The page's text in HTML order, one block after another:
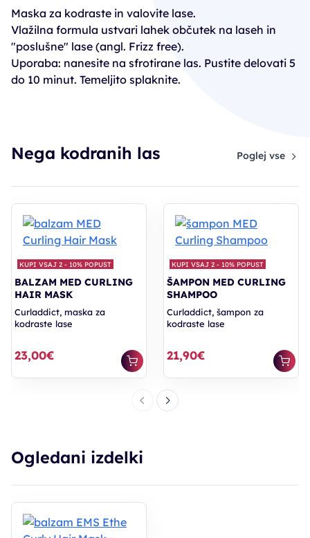
Maska za kodraste in valovite lase.
Vlažilna formula ustvari lahek občutek na laseh in
"poslušne" lase (angl. Frizz free).
Uporaba: nanesite na sfrotirane las. Pustite delovati 5
do 10 minut. Temeljito splaknite.
Nega kodranih las Poglej vse
KUPI VSAJ 2 - 10% POPUST
BALZAM MED CURLING
HAIR MASK
Curladdict, maska za
kodraste lase
23,00€
KUPI VSAJ 2 - 10% POPUST
ŠAMPON MED CURLING
SHAMPOO
Curladdict, šampon za
kodraste lase
21,90€
Ogledani izdelki